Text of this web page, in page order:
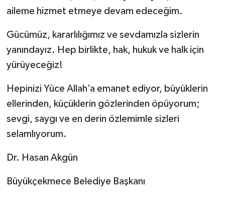
aileme hizmet etmeye devam edeceğim.
Gücümüz, kararlılığımız ve sevdamızla sizlerin
yanındayız. Hep birlikte, hak, hukuk ve halk için
yürüyeceğiz!
Hepinizi Yüce Allah’a emanet ediyor, büyüklerin
ellerinden, küçüklerin gözlerinden öpüyorum;
sevgi, saygı ve en derin özlemimle sizleri
selamlıyorum.
Dr. Hasan Akgün
Büyükçekmece Belediye Başkanı